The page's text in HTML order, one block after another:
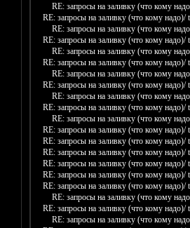
RE: запросы на заливку (что кому
RE: запросы на заливку (что кому надо)/
RE: запросы на заливку (что кому
RE: запросы на заливку (что кому надо)/
RE: запросы на заливку (что кому
RE: запросы на заливку (что кому надо)/
RE: запросы на заливку (что кому
RE: запросы на заливку (что кому надо)/
RE: запросы на заливку (что кому
RE: запросы на заливку (что кому надо)/
RE: запросы на заливку (что кому
RE: запросы на заливку (что кому надо)/
RE: запросы на заливку (что кому надо)/
RE: запросы на заливку (что кому надо)/
RE: запросы на заливку (что кому надо)/
RE: запросы на заливку (что кому надо)/
RE: запросы на заливку (что кому надо)/
RE: запросы на заливку (что кому
RE: запросы на заливку (что кому надо)/
RE: запросы на заливку (что кому